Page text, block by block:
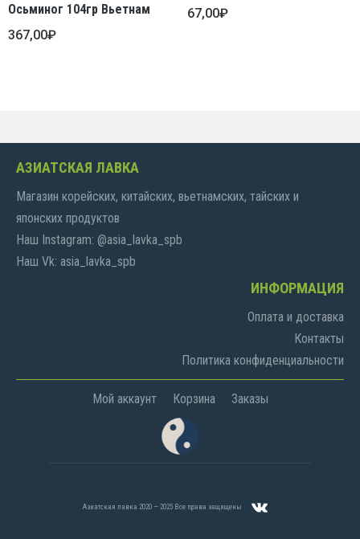
Осьминог 104гр Вьетнам
367,00₽
67,00₽
АЗИАТСКАЯ ЛАВКА
Магазин корейских, китайских, вьетнамских, тайских и
японских продуктов
Наш Instagram: @asia_lavka_spb
Наш Vk: asia_lavka_spb
ИНФОРМАЦИЯ
Оплата и доставка
Контакты
Политика конфиденциальности
Мой аккаунт Корзина Заказы
Азиатская лавка 2020 — 2025 Все права защищены